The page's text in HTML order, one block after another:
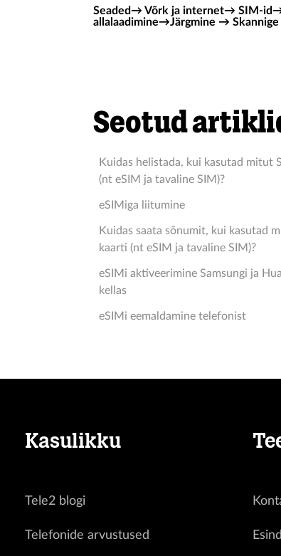
Seaded→ Võrk ja internet→ SIM-
allalaadimine→Järgmine → Skannige
Seotud
Kuidas helistada, kui kasutad mitut
(nt eSIM ja tavaline SIM)?
eSIMiga liitumine
Kuidas saata sõnumit, kui kasutad
kaarti (nt eSIM ja tavaline SIM)?
eSIMi aktiveerimine Samsungi ja
kellas
eSIMi eemaldamine telefonist
Kasulikku
Tele2 blogi
Telefonide arvustused